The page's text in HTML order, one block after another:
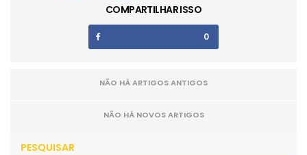
COMPARTILHAR ISSO
0
NÃO HÁ ARTIGOS ANTIGOS
NÃO HÁ NOVOS ARTIGOS
PESQUISAR